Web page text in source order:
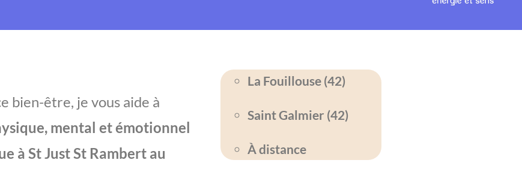
bien-être, je vous aide à
mental et émotionnel
à St Just St Rambert au
La Fouillouse (42)
Saint Galmier (42)
À distance